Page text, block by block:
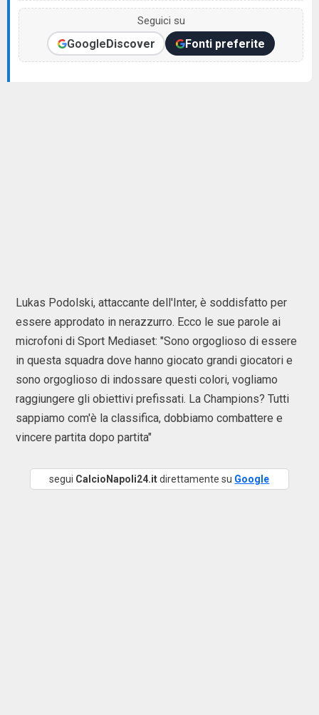
Seguici su
GoogleDiscover Fonti preferite
Lukas Podolski, attaccante dell'Inter, è soddisfatto per
essere approdato in nerazzurro. Ecco le sue parole ai
microfoni di Sport Mediaset: "Sono orgoglioso di essere
in questa squadra dove hanno giocato grandi giocatori e
sono orgoglioso di indossare questi colori, vogliamo
raggiungere gli obiettivi prefissati. La Champions? Tutti
sappiamo com'è la classifica, dobbiamo combattere e
vincere partita dopo partita"
segui CalcioNapoli24.itdirettamente su Google